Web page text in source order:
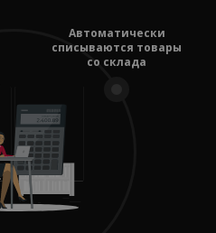
Автоматически
списываются товары
со склада